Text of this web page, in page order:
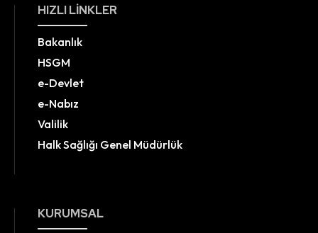
HIZLI LINKLER
Bakanlık
HSGM
e-Devlet
e-Nabız
Valilik
Halk Sağlığı Genel Müdürlük
KURUMSAL